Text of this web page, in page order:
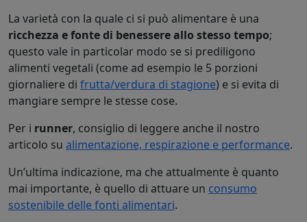
La varietà con la quale ci si può alimentare è una
ricchezza e fonte di benessere allo stesso tempo;
questo vale in particolar modo se si prediligono
alimenti vegetali (come ad esempio le 5 porzioni
giornaliere di frutta/verdura di stagione) e si evita di
mangiare sempre le stesse cose.
Per i runner, consiglio di leggere anche il nostro
articolo su alimentazione, respirazione e performance.
Un’ultima indicazione, ma che attualmente è quanto
mai importante, è quello di attuare un consumo
sostenibile delle fonti alimentari.